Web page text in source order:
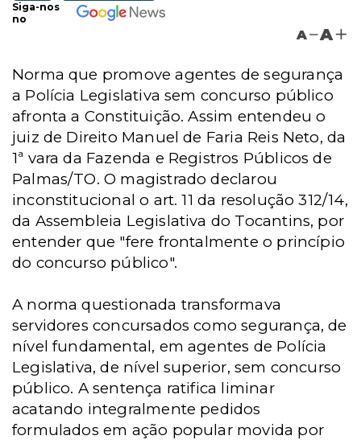
Siga-nos
no
A A
Norma que promove agentes de segurança
a Polícia Legislativa sem concurso público
afronta a Constituição. Assim entendeu o
juiz de Direito Manuel de Faria Reis Neto, da
1ª vara da Fazenda e Registros Públicos de
Palmas/TO. O magistrado declarou
inconstitucional o art. 11 da resolução 312/14,
da Assembleia Legislativa do Tocantins, por
entender que "fere frontalmente o princípio
do concurso público".
A norma questionada transformava
servidores concursados como segurança, de
nível fundamental, em agentes de Polícia
Legislativa, de nível superior, sem concurso
público. A sentença ratifica liminar
acatando integralmente pedidos
formulados em ação popular movida por